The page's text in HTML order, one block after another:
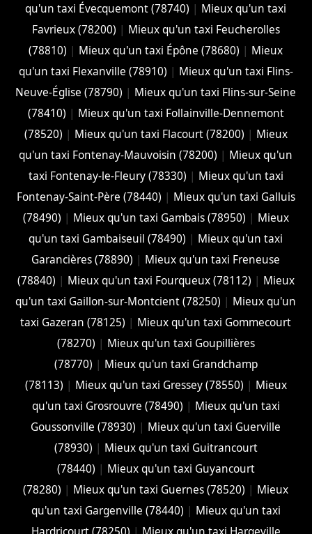
qu'un taxi Évecquemont (78740) | Mieux qu'un taxi
Favrieux (78200) | Mieux qu'un taxi Feucherolles
(78810) | Mieux qu'un taxi Épône (78680) | Mieux
qu'un taxi Flexanville (78910) | Mieux qu'un taxi Flins-
Neuve-Église (78790) | Mieux qu'un taxi Flins-sur-Seine
(78410) | Mieux qu'un taxi Follainville-Dennemont
(78520) | Mieux qu'un taxi Flacourt (78200) | Mieux
qu'un taxi Fontenay-Mauvoisin (78200) | Mieux qu'un
taxi Fontenay-le-Fleury (78330) | Mieux qu'un taxi
Fontenay-Saint-Père (78440) | Mieux qu'un taxi Galluis
(78490) | Mieux qu'un taxi Gambais (78950) | Mieux
qu'un taxi Gambaiseuil (78490) | Mieux qu'un taxi
Garancières (78890) | Mieux qu'un taxi Freneuse
(78840) | Mieux qu'un taxi Fourqueux (78112) | Mieux
qu'un taxi Gaillon-sur-Montcient (78250) | Mieux qu'un
taxi Gazeran (78125) | Mieux qu'un taxi Gommecourt
(78270) | Mieux qu'un taxi Goupillières
(78770) | Mieux qu'un taxi Grandchamp
(78113) | Mieux qu'un taxi Gressey (78550) | Mieux
qu'un taxi Grosrouvre (78490) | Mieux qu'un taxi
Goussonville (78930) | Mieux qu'un taxi Guerville
(78930) | Mieux qu'un taxi Guitrancourt
(78440) | Mieux qu'un taxi Guyancourt
(78280) | Mieux qu'un taxi Guernes (78520) | Mieux
qu'un taxi Gargenville (78440) | Mieux qu'un taxi